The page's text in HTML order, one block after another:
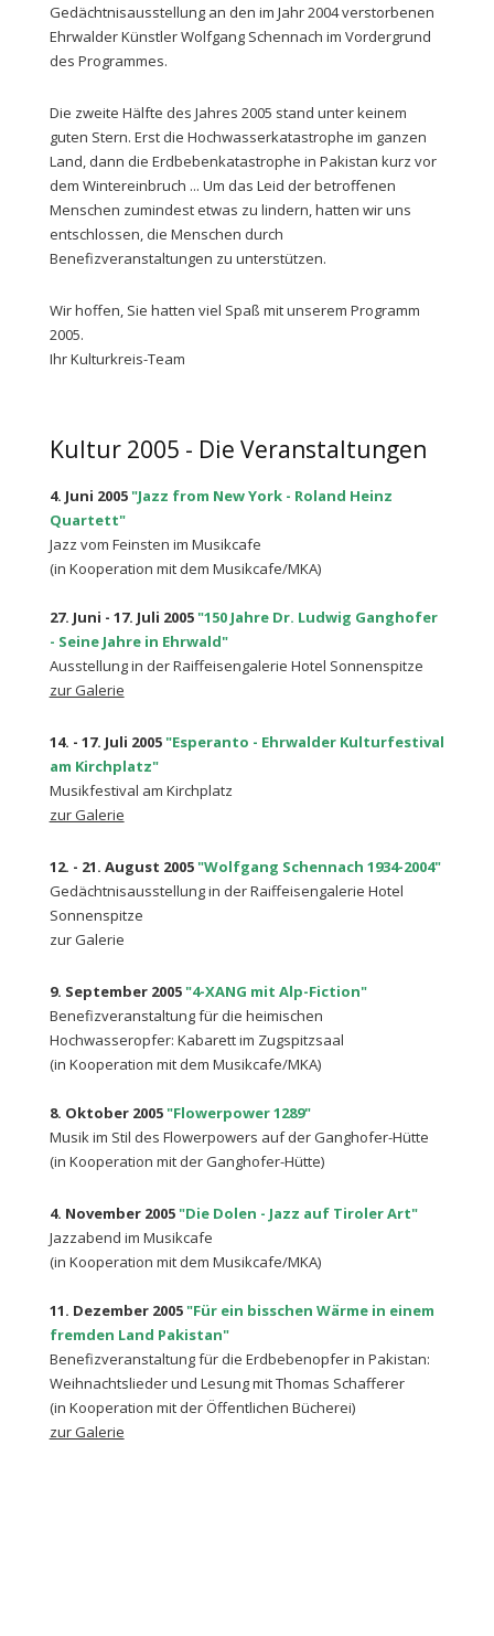
Gedächtnisausstellung an den im Jahr 2004 verstorbenen
Ehrwalder Künstler Wolfgang Schennach im Vordergrund
des Programmes.
Die zweite Hälfte des Jahres 2005 stand unter keinem
guten Stern. Erst die Hochwasserkatastrophe im ganzen
Land, dann die Erdbebenkatastrophe in Pakistan kurz vor
dem Wintereinbruch ... Um das Leid der betroffenen
Menschen zumindest etwas zu lindern, hatten wir uns
entschlossen, die Menschen durch
Benefizveranstaltungen zu unterstützen.
Wir hoffen, Sie hatten viel Spaß mit unserem Programm
2005.
Ihr Kulturkreis-Team
Kultur 2005 - Die Veranstaltungen
4. Juni 2005"Jazz from New York - Roland Heinz
Quartett"
Jazz vom Feinsten im Musikcafe
(in Kooperation mit dem Musikcafe/MKA)
27. Juni - 17. Juli 2005"150 Jahre Dr. Ludwig Ganghofer
- Seine Jahre in Ehrwald"
Ausstellung in der Raiffeisengalerie Hotel Sonnenspitze
zur Galerie
14. - 17. Juli 2005"Esperanto - Ehrwalder Kulturfestival
am Kirchplatz"
Musikfestival am Kirchplatz
zur Galerie
12. - 21. August 2005"Wolfgang Schennach 1934-2004"
Gedächtnisausstellung in der Raiffeisengalerie Hotel
Sonnenspitze
zur Galerie
9. September 2005"4-XANG mit Alp-Fiction"
Benefizveranstaltung für die heimischen
Hochwasseropfer: Kabarett im Zugspitzsaal
(in Kooperation mit dem Musikcafe/MKA)
8. Oktober 2005"Flowerpower 1289"
Musik im Stil des Flowerpowers auf der Ganghofer-Hütte
(in Kooperation mit der Ganghofer-Hütte)
4. November 2005"Die Dolen - Jazz auf Tiroler Art"
Jazzabend im Musikcafe
(in Kooperation mit dem Musikcafe/MKA)
11. Dezember 2005"Für ein bisschen Wärme in einem
fremden Land Pakistan"
Benefizveranstaltung für die Erdbebenopfer in Pakistan:
Weihnachtslieder und Lesung mit Thomas Schafferer
(in Kooperation mit der Öffentlichen Bücherei)
zur Galerie